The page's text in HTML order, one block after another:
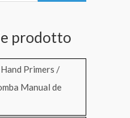
prodotto
Primers /
Manual de